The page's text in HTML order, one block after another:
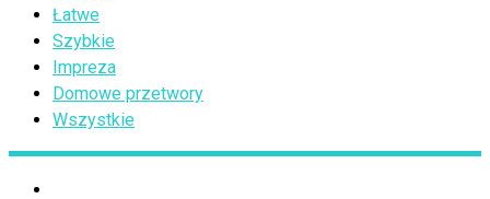
Łatwe
Szybkie
Impreza
Domowe przetwory
Wszystkie